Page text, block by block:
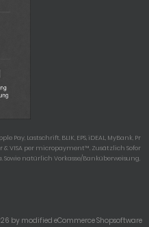
Pay, Lastschrift, BLIK, EPS, iDEAL, MyBank, Pr
& VISA per micropayment™. Zusätzlich Sofor
natürlich Vorkasse/Banküberweisung,
by modified eCommerce Shopsoftware